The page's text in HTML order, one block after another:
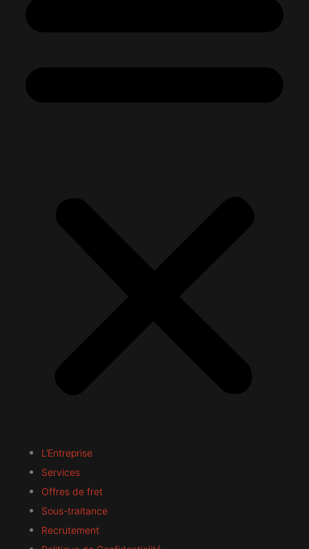
L’Entreprise
Services
Offres de fret
Sous-traitance
Recrutement